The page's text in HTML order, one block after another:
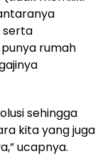
serta
rumah
sehingga
kita yang juga
ucapnya.